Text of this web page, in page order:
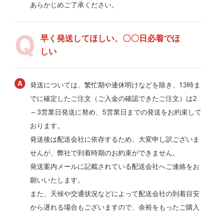
あらかじめご了承ください。
早く発送してほしい、〇〇日必着でほ
しい
発送については、繁忙期や連休明けなどを除き、13時ま
でに確定したご注文（ご入金の確認できたご注文）は2
～3営業日発送に努め、5営業日までの発送をお約束して
おります。
発送後は配送会社に依存するため、大変申し訳ございま
せんが、弊社で到着時期のお約束ができません。
発送案内メールに記載されている配送会社へご連絡をお
願いいたします。
また、天候や交通状況などによって配送会社の到着目安
から遅れる場合もございますので、余裕をもったご購入